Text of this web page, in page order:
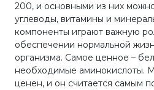
200, и основными из них
углеводы, витамины и
компоненты играют важную
обеспечении нормальной
организма. Самое ценное –
необходимые аминокислоты.
ценен, и он считается самым